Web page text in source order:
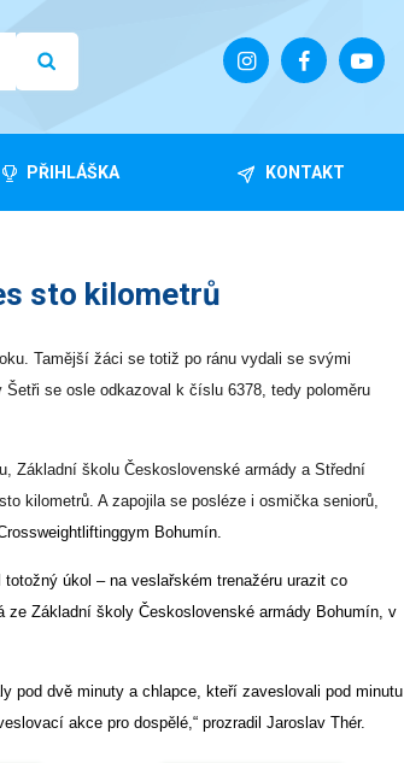
PŘIHLÁŠKA KONTAKT
sto kilometrů
Tamější žáci se totiž po ránu vydali se svými
se osle odkazoval k číslu 6378, tedy poloměru
Základní školu Československé armády a Střední
kilometrů. A zapojila se posléze i osmička seniorů,
Bohumín.
úkol – na veslařském trenažéru urazit co
ze Základní školy Československé armády Bohumín, v
pod dvě minuty a chlapce, kteří zaveslovali pod minutu
akce pro dospělé,“ prozradil Jaroslav Thér.